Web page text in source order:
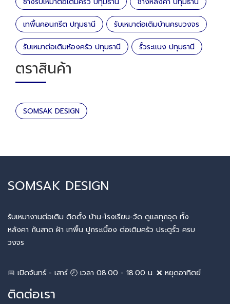
เทพื้นคอนกรีต ปทุมธานี รับเหมาต่อเติมบ้านครบวงจร
รับเหมาต่อเติมห้องครัว ปทุมธานี รั้วระแนง ปทุมธานี
ตราสินค้า
SOMSAK DESIGN
SOMSAK DESIGN
รับเหมางานต่อเติม ติดตั้ง บ้าน-โรงเรียน-วัด ดูแลทุกจุด ทั้ง
หลังคา กันสาด ฝ้า เทพื้น ปูกระเบื้อง ต่อเติมครัว ประตูรั้ว ครบ
วงจร
📅 เปิดจันทร์ - เสาร์ 🕗 เวลา 08.00 - 18.00 น. ❌ หยุดอาทิตย์
ติดต่อเรา